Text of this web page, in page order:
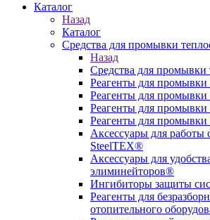
Каталог
Назад
Каталог
Средства для промывки
Назад
Средства для промывки
Реагенты для
Реагенты для
Реагенты для промывки
Реагенты для
Аксессуары для работы
SteelTEX®
Аксессуары для
элиминейторов®
Ингибиторы защиты
Реагенты для
отопительного